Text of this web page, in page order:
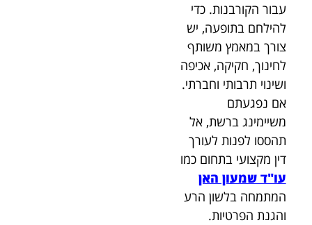
עבור הקורבנות. כדי
להילחם בתופעה, יש
צורך במאמץ משותף
לחינוך, חקיקה, אכיפה
ושינוי תרבותי וחברתי.
אם נפגעתם
משיימינג ברשת, אל
תהססו לפנות לעורך
דין מקצועי בתחום כמו
עו"ד שמעון האן
המתמחה בלשון הרע
והגנת הפרטיות.